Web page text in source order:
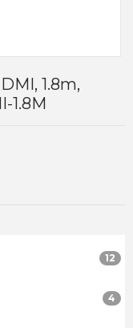
1.8m,
1.8M
12
4